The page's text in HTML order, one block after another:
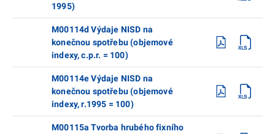
1995)
M00114d Výdaje NISD na
konečnou spotřebu (objemové
indexy, c.p.r. = 100)
M00114e Výdaje NISD na
konečnou spotřebu (objemové
indexy, r.1995 = 100)
M00115a Tvorba hrubého fixního